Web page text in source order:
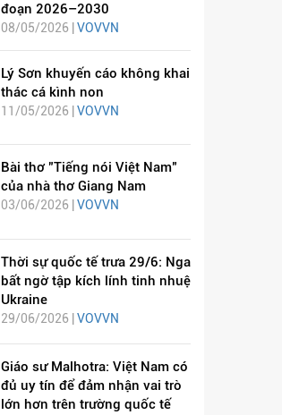
đoạn 2026–2030
08/05/2026 | VOVVN
Lý Sơn khuyến cáo không khai
thác cá kình non
11/05/2026 | VOVVN
Bài thơ "Tiếng nói Việt Nam"
của nhà thơ Giang Nam
03/06/2026 | VOVVN
Thời sự quốc tế trưa 29/6: Nga
bất ngờ tập kích lính tinh nhuệ
Ukraine
29/06/2026 | VOVVN
Giáo sư Malhotra: Việt Nam có
đủ uy tín để đảm nhận vai trò
lớn hơn trên trường quốc tế